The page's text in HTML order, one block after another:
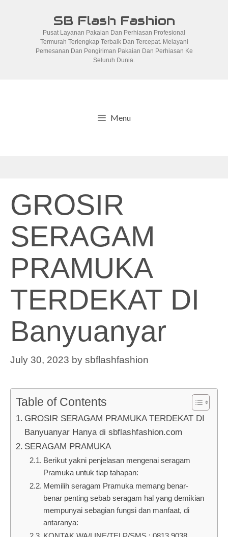
SB Flash Fashion
Pusat Layanan Pakaian Dan Perhiasan Profesional
Termurah Terlengkap Terbaik Dan Tercepat. Melayani
Pemesanan Dan Pengiriman Pakaian Dan Perhiasan Ke
Seluruh Dunia.
Menu
GROSIR
SERAGAM
PRAMUKA
TERDEKAT DI
Banyuanyar
July 30, 2023 by sbflashfashion
Table of Contents
GROSIR SERAGAM PRAMUKA TERDEKAT DI
Banyuanyar Hanya di sbflashfashion.com
SERAGAM PRAMUKA
Berikut yakni penjelasan mengenai seragam
Pramuka untuk tiap tahapan:
Memilih seragam Pramuka memang benar-
benar penting sebab seragam hal yang demikian
mempunyai sebagian fungsi dan manfaat, di
antaranya: